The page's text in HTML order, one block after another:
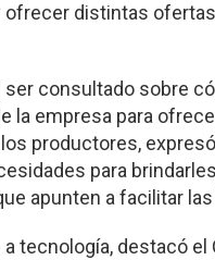
ofrecer distintas
ser consultado sobre
la empresa para
productores,
para
apunten a facilitar
a tecnología, destacó el